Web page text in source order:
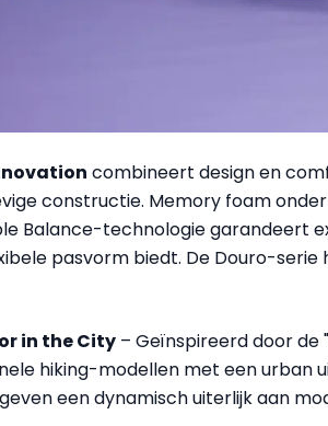
combineert design en
constructie. Memory foam
Balance-technologie garandeert
pasvorm biedt. De Douro-
in the City – Geïnspireerd door
hiking-modellen met een urban
een dynamisch uiterlijk aan